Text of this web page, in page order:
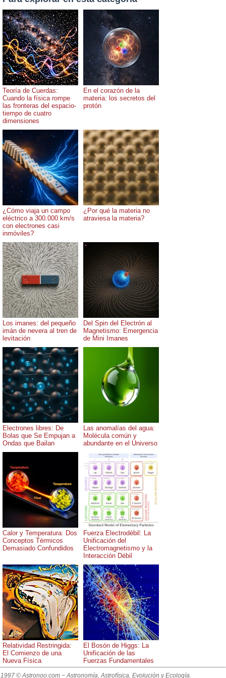
Teoría de Cuerdas:
Cuando la física rompe
las fronteras del espacio-
tiempo de cuatro
dimensiones
En el corazón de la
materia: los secretos del
protón
¿Cómo viaja un campo
eléctrico a 300.000 km/s
con electrones casi
inmóviles?
¿Por qué la materia no
atraviesa la materia?
Los imanes: del pequeño
imán de nevera al tren de
levitación
Del Spin del Electrón al
Magnetismo: Emergencia
de Mini Imanes
Electrones libres: De
Bolas que Se Empujan a
Ondas que Bailan
Las anomalías del agua:
Molécula común y
abundante en el Universo
Calor y Temperatura: Dos
Conceptos Térmicos
Demasiado Confundidos
Fuerza Electrodébil: La
Unificación del
Electromagnetismo y la
Interacción Débil
Relatividad Restringida:
El Comienzo de una
Nueva Física
El Bosón de Higgs: La
Unificación de las
Fuerzas Fundamentales
1997 © Astronoo.com − Astronomía, Astrofísica, Evolución y Ecología.